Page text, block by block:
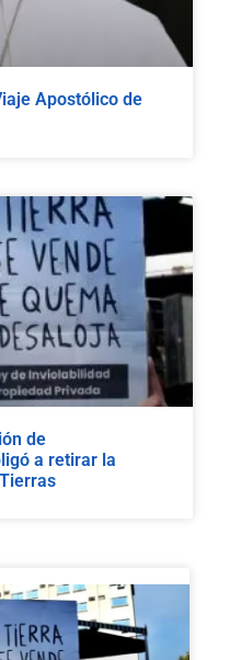
Apostólico de
de
a retirar la